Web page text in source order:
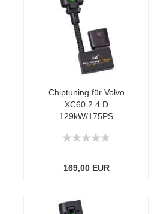
Chiptuning für Volvo
XC60 2.4 D
129kW/175PS
169,00 EUR